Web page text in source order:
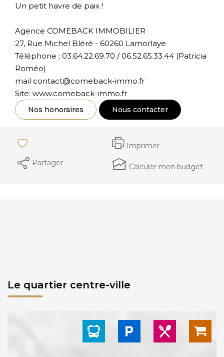
Un petit havre de paix !
Agence COMEBACK IMMOBILIER
27, Rue Michel Bléré - 60260 Lamorlaye
Téléphone ; 03.64.22.69.70 / 06.52.65.33.44 (Patricia
Roméo)
mail contact@comeback-immo.fr
Site: www.comeback-immo.fr
Nos honoraires Nous contacter
Imprimer
Partager
Calculer mon budget
Le quartier centre-ville